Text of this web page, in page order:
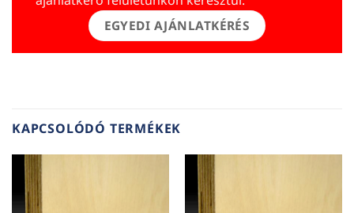
EGYEDI AJÁNLATKÉRÉS
KAPCSOLÓDÓ TERMÉKEK